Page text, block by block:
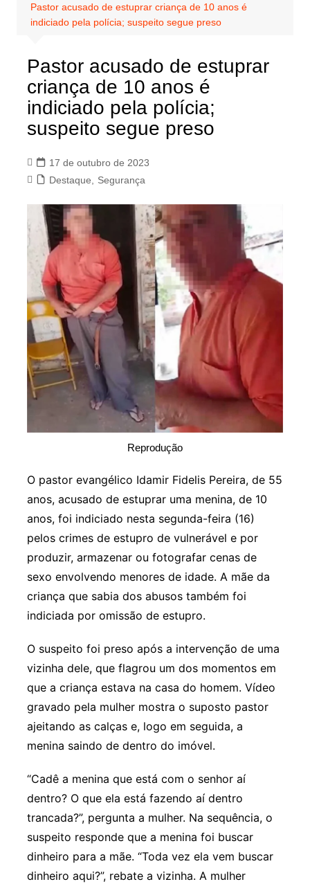
Pastor acusado de estuprar criança de 10 anos é
indiciado pela polícia; suspeito segue preso
Pastor acusado de estuprar
criança de 10 anos é
indiciado pela polícia;
suspeito segue preso
17 de outubro de 2023
Destaque
Segurança
Reprodução
O pastor evangélico Idamir Fidelis Pereira, de 55
anos, acusado de estuprar uma menina, de 10
anos, foi indiciado nesta segunda-feira (16)
pelos crimes de estupro de vulnerável e por
produzir, armazenar ou fotografar cenas de
sexo envolvendo menores de idade. A mãe da
criança que sabia dos abusos também foi
indiciada por omissão de estupro.
O suspeito foi preso após a intervenção de uma
vizinha dele, que flagrou um dos momentos em
que a criança estava na casa do homem. Vídeo
gravado pela mulher mostra o suposto pastor
ajeitando as calças e, logo em seguida, a
menina saindo de dentro do imóvel.
“Cadê a menina que está com o senhor aí
dentro? O que ela está fazendo aí dentro
trancada?”, pergunta a mulher. Na sequência, o
suspeito responde que a menina foi buscar
dinheiro para a mãe. “Toda vez ela vem buscar
dinheiro aqui?”, rebate a vizinha. A mulher